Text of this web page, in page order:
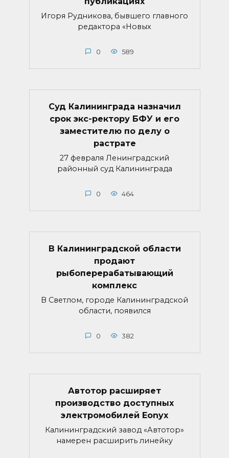
Игоря Рудникова, бывшего главного
редактора «Новых
0 589
Суд Калининграда назначил
срок экс-ректору БФУ и его
заместителю по делу о
растрате
27 февраля Ленинградский
районный суд Калининграда
0 464
В Калининградской области
продают
рыбоперерабатывающий
комплекс
В Светлом, городе Калининградской
области, появился
0 382
Автотор расширяет
производство доступных
электромобилей Eonyx
Калининградский завод «Автотор»
намерен расширить линейку